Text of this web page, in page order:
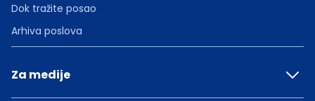
Dok tražite posao
Arhiva poslova
Za medije